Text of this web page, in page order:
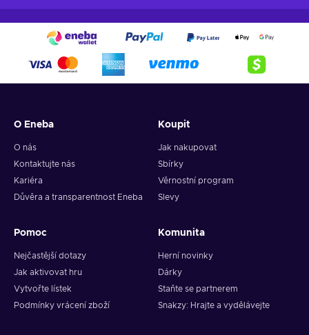
O Eneba
O nás
Kontaktujte nás
Kariéra
Důvěra a transparentnost Eneba
Koupit
Jak nakupovat
Sbírky
Věrnostní program
Slevy
Pomoc
Nejčastější dotazy
Jak aktivovat hru
Vytvořte lístek
Podmínky vrácení zboží
Komunita
Herní novinky
Dárky
Staňte se partnerem
Snakzy: Hrajte a vydělávejte